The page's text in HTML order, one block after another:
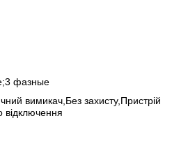
фазные
вимикач,Без захисту,Пристрій
відключення